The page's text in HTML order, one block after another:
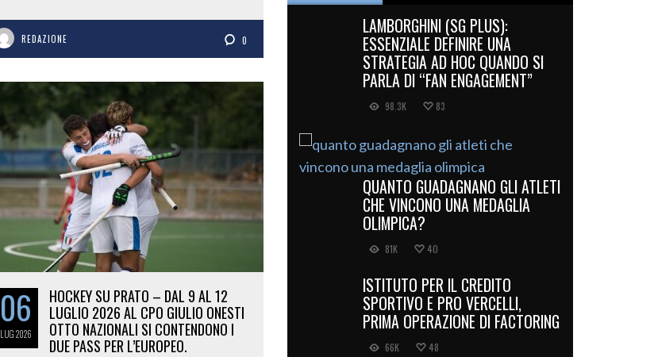
REDAZIONE 0
06
LUG2026
HOCKEY SU PRATO – DAL 9 AL 12
LUGLIO 2026 AL CPO GIULIO ONESTI
OTTO NAZIONALI SI CONTENDONO I
DUE PASS PER L’EUROPEO.
LAMBORGHINI (SG PLUS):
ESSENZIALE DEFINIRE UNA
STRATEGIA AD HOC QUANDO SI
PARLA DI “FAN ENGAGEMENT”
98.3K 83
QUANTO GUADAGNANO GLI ATLETI
CHE VINCONO UNA MEDAGLIA
OLIMPICA?
81K 40
ISTITUTO PER IL CREDITO
SPORTIVO E PRO VERCELLI,
PRIMA OPERAZIONE DI FACTORING
66K 48